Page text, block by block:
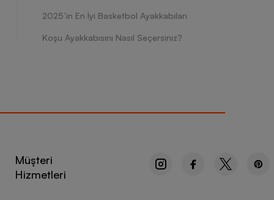
rahatlık sağlar.
edilen sneaker modelleri arasında yer alır.
2025’in En İyi Basketbol Ayakkabıları
Koşu Ayakkabısını Nasıl Seçersiniz?
Müşteri
Hizmetleri